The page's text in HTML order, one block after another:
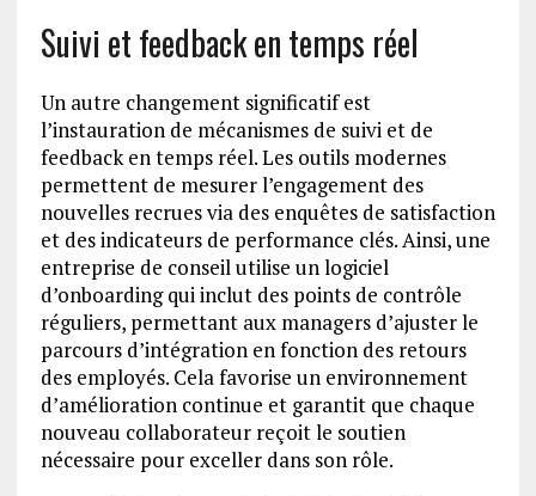
Suivi et feedback en temps réel
Un autre changement significatif est
l’instauration de mécanismes de suivi et de
feedback en temps réel. Les outils modernes
permettent de mesurer l’engagement des
nouvelles recrues via des enquêtes de satisfaction
et des indicateurs de performance clés. Ainsi, une
entreprise de conseil utilise un logiciel
d’onboarding qui inclut des points de contrôle
réguliers, permettant aux managers d’ajuster le
parcours d’intégration en fonction des retours
des employés. Cela favorise un environnement
d’amélioration continue et garantit que chaque
nouveau collaborateur reçoit le soutien
nécessaire pour exceller dans son rôle.